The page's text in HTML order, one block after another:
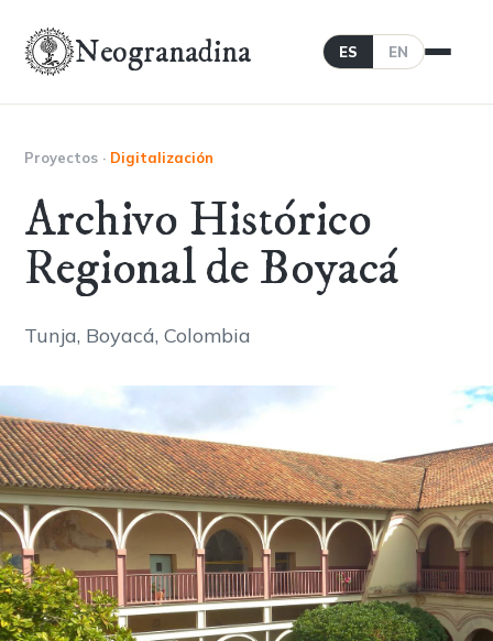
Neogranadina ES EN
Proyectos · Digitalización
Archivo Histórico
Regional de Boyacá
Tunja, Boyacá, Colombia